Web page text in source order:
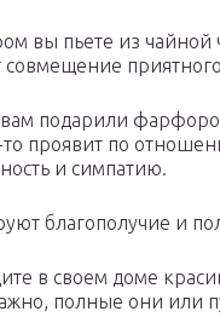
вы пьете из
совмещение
вам подарили
то проявит по
и симпатию.
благополучие и
в своем доме
полные они или